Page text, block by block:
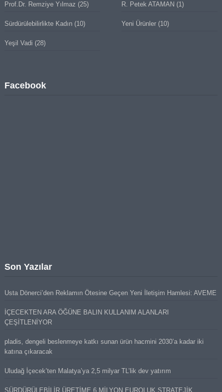
Prof.Dr. Remziye Yılmaz (25) R. Petek ATAMAN (1)
Sürdürülebilirlikte Kadın(10) Yeni Ürünler (10)
Yeşil Vadi (28)
Facebook
Son Yazılar
Usta Dönerci’den Reklamın Ötesine Geçen Yeni İletişim Hamlesi: AVEME
İÇECEKTEN ARA ÖĞÜNE BALIN KULLANIM ALANLARI
ÇEŞİTLENİYOR
pladis, dengeli beslenmeye katkı sunan ürün hacmini 2030’a kadar iki
katına çıkaracak
Uludağ İçecek’ten Malatya’ya 2,5 milyar TL’lik dev yatırım
SÜRDÜRÜLEBİLİR ÜRETİME 6 MİLYON EUROLUK STRATEJİK